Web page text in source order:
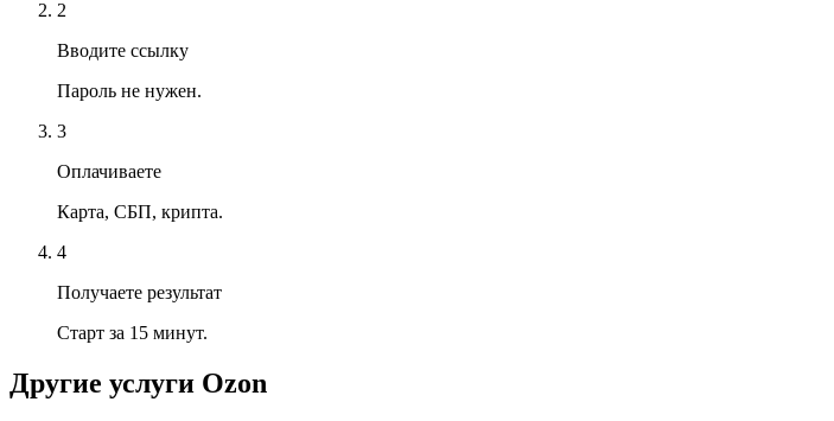
2
Вводите ссылку
Пароль не нужен.
3
Оплачиваете
Карта, СБП, крипта.
4
Получаете результат
Старт за 15 минут.
Другие услуги Ozon